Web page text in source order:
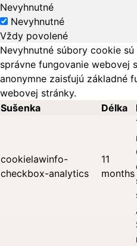
Nevyhnutné
Nevyhnutné
Vždy povolené
Nevyhnutné súbory cookie
správne fungovanie webovej
anonymne zaisťujú základné
webovej stránky.
Sušenka
Délka
cookielawinfo-
checkbox-analytics
11
months